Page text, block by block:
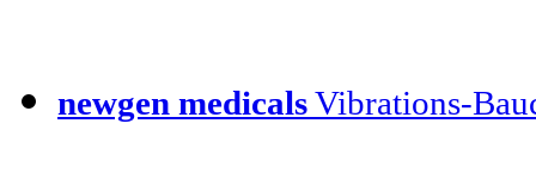
newgen medicalsVibrations-